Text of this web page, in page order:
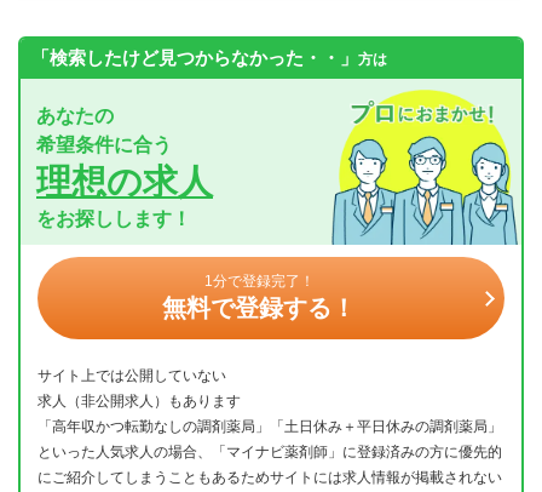
「検索したけど見つからなかった・・」 方は
あなたの
希望条件に合う
理想の求人
をお探しします！
1分で登録完了！
無料で登録する！
サイト上では公開していない
求人（非公開求人）もあります
「高年収かつ転勤なしの調剤薬局」「土日休み＋平日休みの調剤薬局」
といった人気求人の場合、「マイナビ薬剤師」に登録済みの方に優先的
にご紹介してしまうこともあるためサイトには求人情報が掲載されない